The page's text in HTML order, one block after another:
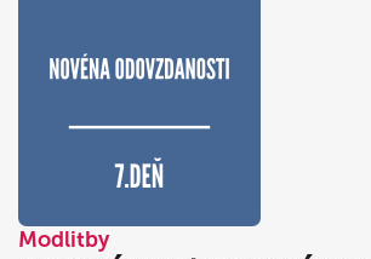
Modlitby